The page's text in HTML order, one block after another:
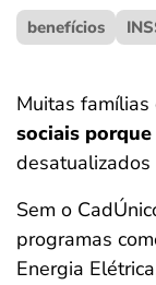
ferramentas
benefícios
Muitas
sociais
desatualizados
Sem o
programas
Energia